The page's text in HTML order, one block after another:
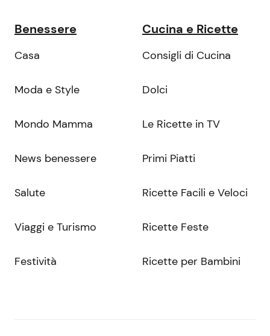
Benessere
Casa
Moda e Style
Mondo Mamma
News benessere
Salute
Viaggi e Turismo
Festività
Cucina e Ricette
Consigli di Cucina
Dolci
Le Ricette in TV
Primi Piatti
Ricette Facili e Veloci
Ricette Feste
Ricette per Bambini